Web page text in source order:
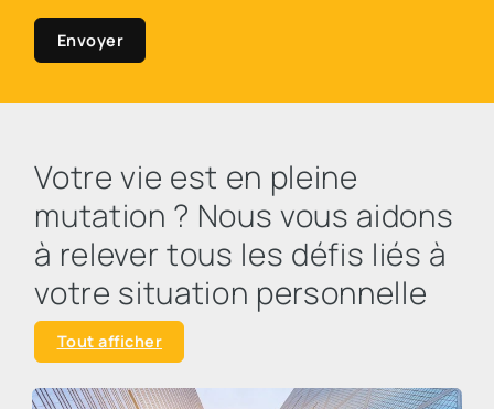
Envoyer
Votre vie est en pleine
mutation ? Nous vous aidons
à relever tous les défis liés à
votre situation personnelle
Tout afficher